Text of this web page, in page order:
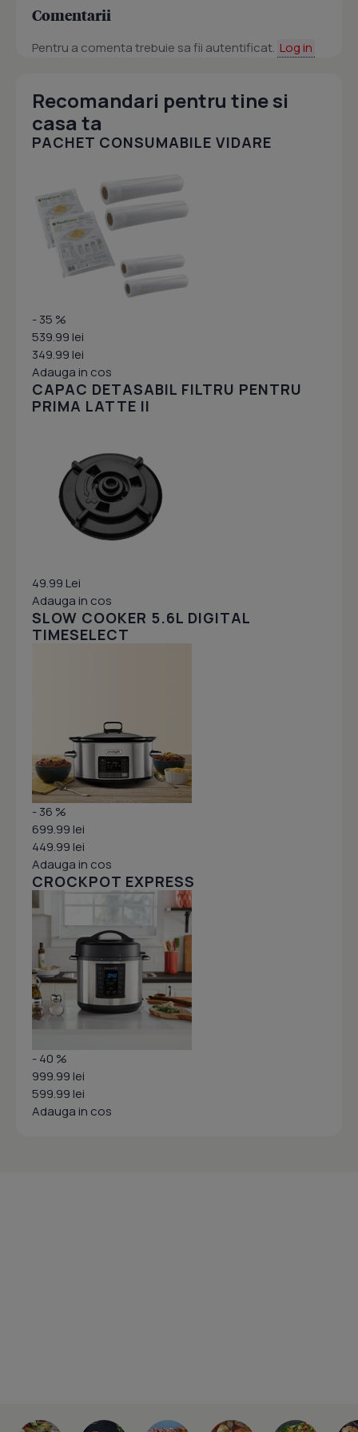
Comentarii
Pentru a comenta trebuie sa fii autentificat. Log in
Recomandari pentru tine si
casa ta
PACHET CONSUMABILE VIDARE
- 35 %
539.99 lei
349.99 lei
Adauga in cos
CAPAC DETASABIL FILTRU PENTRU
PRIMA LATTE II
49.99 Lei
Adauga in cos
SLOW COOKER 5.6L DIGITAL
TIMESELECT
- 36 %
699.99 lei
449.99 lei
Adauga in cos
CROCKPOT EXPRESS
- 40 %
999.99 lei
599.99 lei
Adauga in cos